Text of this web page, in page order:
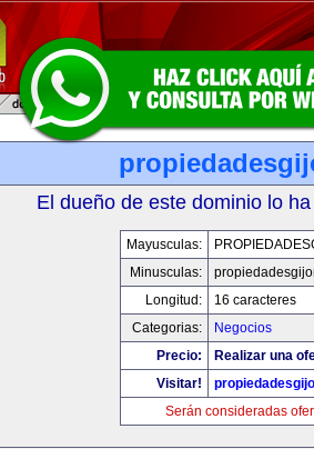
El dueño de este dominio lo
Mayusculas:
Minusculas:
Longitud:
16 caracteres
Categorias:
Negocios
Precio:
Realizar una
Visitar!
Serán consideradas